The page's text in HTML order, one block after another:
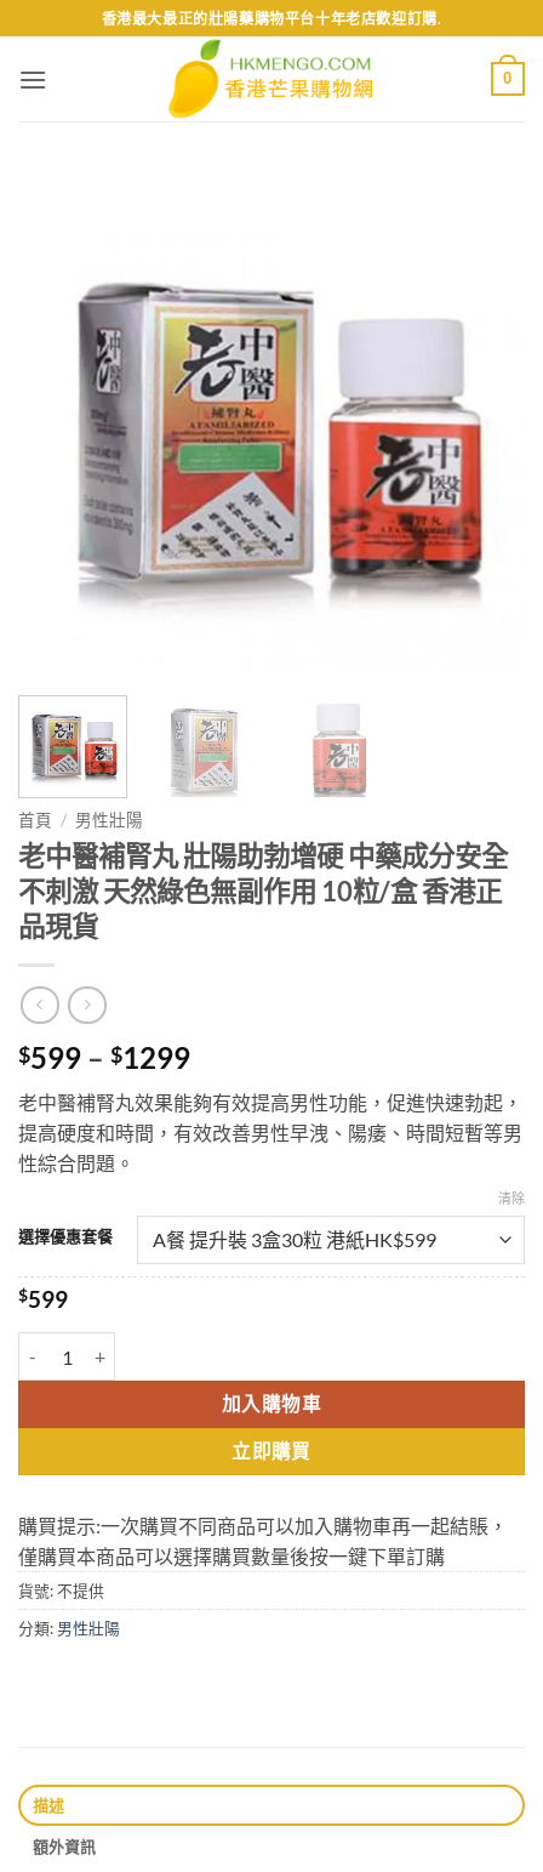
to
content
香港最大最正的壯陽藥購物平台十年老店歡迎訂購.
0
首頁 / 男性壯陽
老中醫補腎丸 壯陽助勃增硬 中藥成分安全
不刺激 天然綠色無副作用 10粒/盒 香港正
品現貨
$599 – $1299Price
range:
$599
through
老中醫補腎丸效果能夠有效提高男性功能，促進快速勃起，
提高硬度和時間，有效改善男性早洩、陽痿、時間短暫等男
性綜合問題。
選擇優惠套餐
清除
$599
加入購物車
立即購買
購買提示:一次購買不同商品可以加入購物車再一起結賬，
僅購買本商品可以選擇購買數量後按一鍵下單訂購
貨號:不提供
分類: 男性壯陽
描述
額外資訊